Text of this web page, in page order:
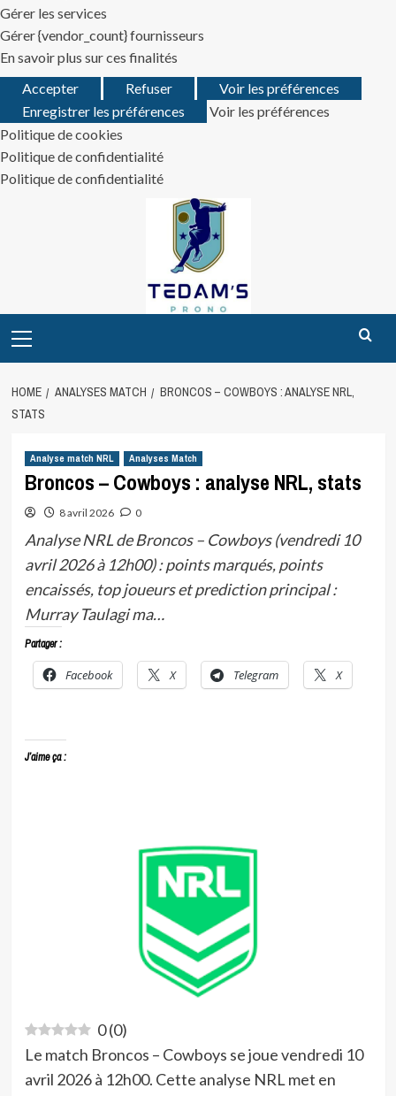
Gérer les services
Gérer {vendor_count} fournisseurs
En savoir plus sur ces finalités
Accepter
Refuser
Voir les préférences
Enregistrer les préférences
Voir les préférences
Politique de cookies
Politique de confidentialité
Politique de confidentialité
Menu
HOME ANALYSES MATCH
BRONCOS – COWBOYS : ANALYSE NRL,
STATS
Analyse match NRL Analyses Match
Broncos – Cowboys : analyse NRL, stats
8 avril 2026 0
Analyse NRL de Broncos – Cowboys (vendredi 10
avril 2026 à 12h00) : points marqués, points
encaissés, top joueurs et prediction principal :
Murray Taulagi ma…
Partager :
Facebook X Telegram X
J’aime ça :
0(0)
Le match Broncos – Cowboys se joue vendredi 10
avril 2026 à 12h00. Cette analyse NRL met en